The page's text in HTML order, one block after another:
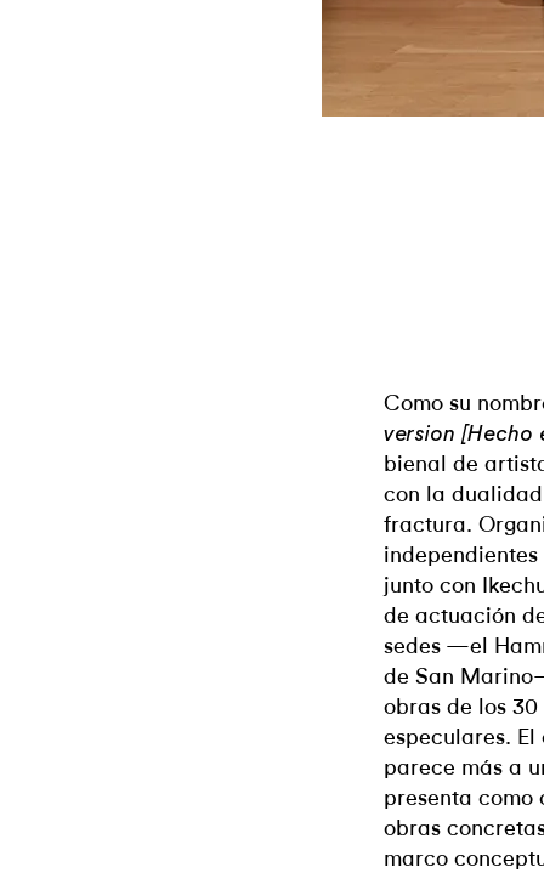
Como su
version [Hecho
bienal de
con la
fractura.
junto con
de actuación
sedes —el
de San
obras de los
especulares.
parece más a
presenta como
obras
marco